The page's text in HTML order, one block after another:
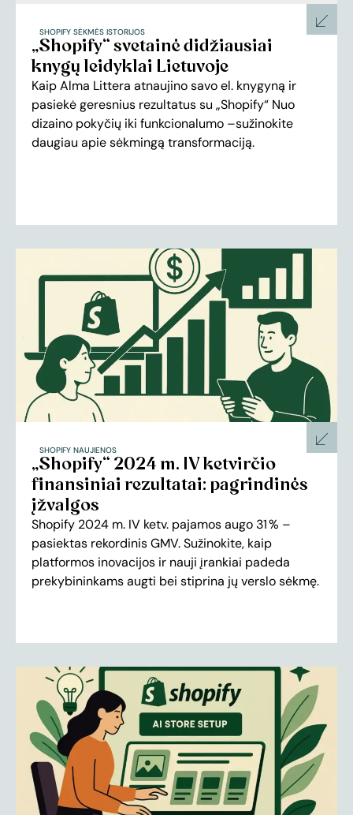
SHOPIFY SĖKMĖS ISTORIJOS
„Shopify“ svetainė didžiausiai
knygų leidyklai Lietuvoje
Kaip Alma Littera atnaujino savo el. knygyną ir
pasiekė geresnius rezultatus su „Shopify“ Nuo
dizaino pokyčių iki funkcionalumo –sužinokite
daugiau apie sėkmingą transformaciją.
SHOPIFY NAUJIENOS
„Shopify“ 2024 m. IV ketvirčio
finansiniai rezultatai: pagrindinės
įžvalgos
Shopify 2024 m. IV ketv. pajamos augo 31 % –
pasiektas rekordinis GMV. Sužinokite, kaip
platformos inovacijos ir nauji įrankiai padeda
prekybininkams augti bei stiprina jų verslo sėkmę.